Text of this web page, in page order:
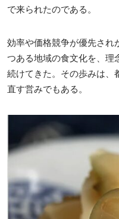
で来られたのである。
効率や価格競争が優先され
つある地域の食文化を、理
続けてきた。その歩みは、
直す営みでもある。